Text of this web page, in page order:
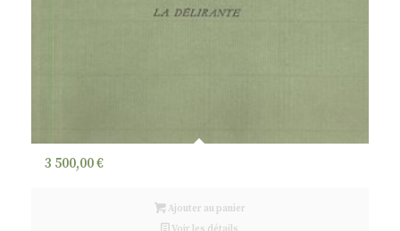
3 500,00€
Ajouter au panier